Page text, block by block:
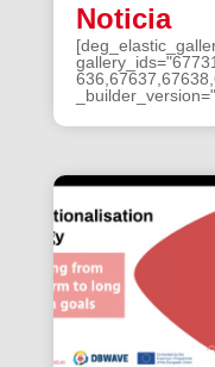
Noticia